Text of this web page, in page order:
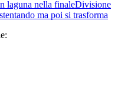
laguna nella finaleDivisione
ma poi si trasforma